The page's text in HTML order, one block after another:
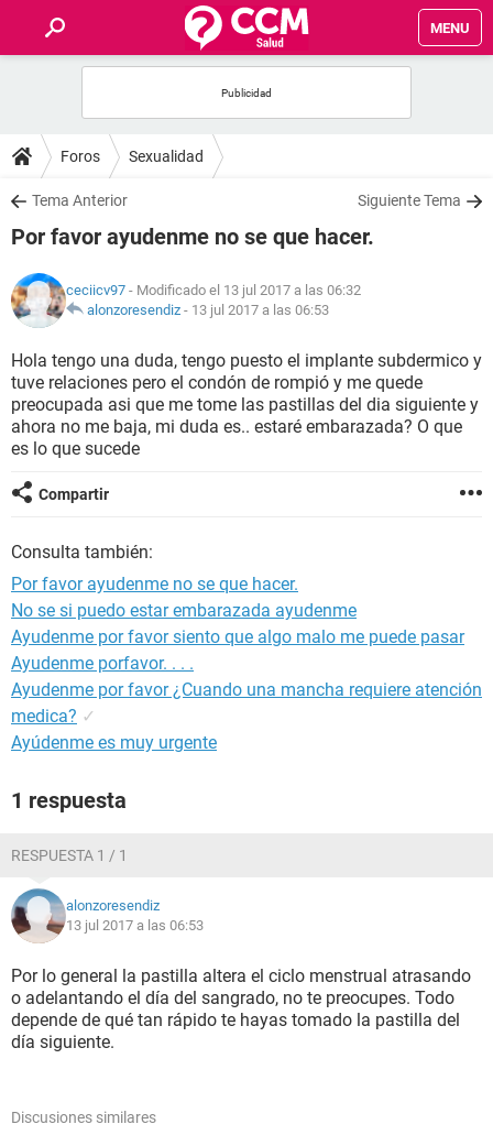
MENU
FOROS
SALUD
NUTRICIÓN
BIENESTAR
SEXUALIDAD
GLOSARIO
Foros Sexualidad
Tema Anterior Siguiente Tema
Por favor ayudenme no se que hacer.
ceciicv97 - Modificado el 13 jul 2017 a las 06:32
alonzoresendiz - 13 jul 2017 a las 06:53
Hola tengo una duda, tengo puesto el implante subdermico y
tuve relaciones pero el condón de rompió y me quede
preocupada asi que me tome las pastillas del dia siguiente y
ahora no me baja, mi duda es.. estaré embarazada? O que
es lo que sucede
Compartir
Consulta también:
Por favor ayudenme no se que hacer.
No se si puedo estar embarazada ayudenme
Ayudenme por favor siento que algo malo me puede pasar
Ayudenme porfavor. . . .
Ayudenme por favor ¿Cuando una mancha requiere atención
medica? ✓
Ayúdenme es muy urgente
1 respuesta
RESPUESTA 1 / 1
alonzoresendiz
13 jul 2017 a las 06:53
Por lo general la pastilla altera el ciclo menstrual atrasando
o adelantando el día del sangrado, no te preocupes. Todo
depende de qué tan rápido te hayas tomado la pastilla del
día siguiente.
Discusiones similares